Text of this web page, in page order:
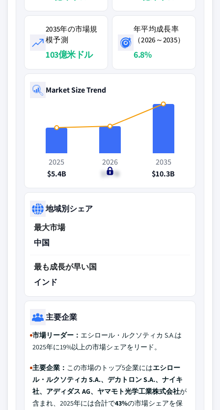
2035年の市場規
模予測
103億米ドル
年平均成長率
（2026～2035）
6.8%
Market Size Trend
2025
$5.4B
2026
$5.7B
2035
$10.3B
地域別シェア
最大市場
中国
最も成長が早い国
インド
主要企業
市場リーダー： エシロール・ルクソティカ S.A.は
2025年に19%以上の市場シェアをリード。
主要企業： この市場のトップ5企業にはエシロー
ル・ルクソティカ S.A.、デカトロン S.A.、ナイキ
社、アディダス AG、ヤマモト光学工業株式会社が
含まれ、2025年には合計で43%の市場シェアを保